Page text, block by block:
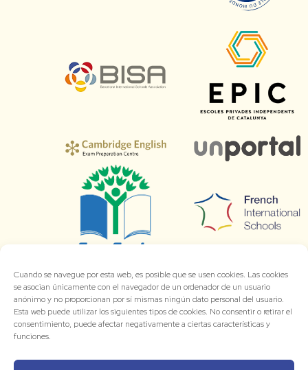
Cuando se navegue por esta web, es posible que se usen cookies. Las cookies
se asocian únicamente con el navegador de un ordenador de un usuario
anónimo y no proporcionan por sí mismas ningún dato personal del usuario.
Esta web puede utilizar los siguientes tipos de cookies. No consentir o retirar el
consentimiento, puede afectar negativamente a ciertas características y
funciones.